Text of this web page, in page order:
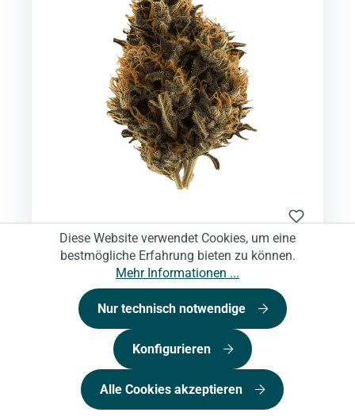
Platinum Pave
420 Compound 30/1 CA PPE Platinum Pavé -
Platinum Pave
7,49 €* (inkl. MwSt.) Verfügbar
Diese Website verwendet Cookies, um eine
bestmögliche Erfahrung bieten zu können.
Mehr Informationen ...
Nur technisch notwendige
Konfigurieren
Alle Cookies akzeptieren